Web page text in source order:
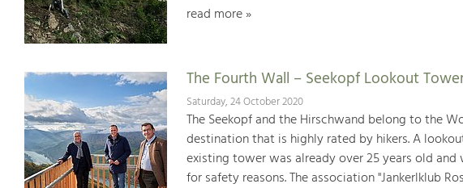
read more »
The Fourth Wall – Seekopf Lookout
Saturday, 24 October 2020
The Seekopf and the Hirschwand belong to the
destination that is highly rated by hikers. A
existing tower was already over 25 years old
for safety reasons. The association "Jankerlklub